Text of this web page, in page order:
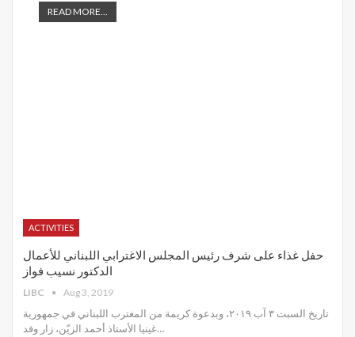
READ MORE...
ACTIVITIES
حفل غذاء على شرف رئيس المجلس الاغترابي اللبناني للأعمال
الدكتور نسيب فواز
LIBC Aug 3, 2019
تاريخ السبت ٣ آب ٢٠١٩، وبدعوة كريمة من المغترب اللبناني في جمهورية
غينيا الأستاذ أحمد الزيّن، زار وفد…